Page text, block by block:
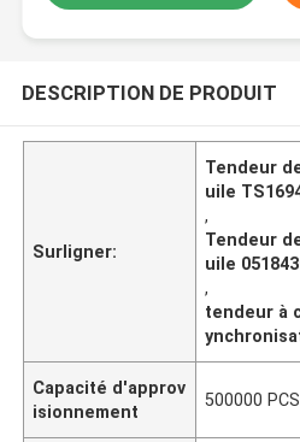
DESCRIPTION DE PRODUIT
Surligner:
Tendeur
uile
,
Tendeur
uile
,
tendeur à
Capacité d'approv
isionnement
500000